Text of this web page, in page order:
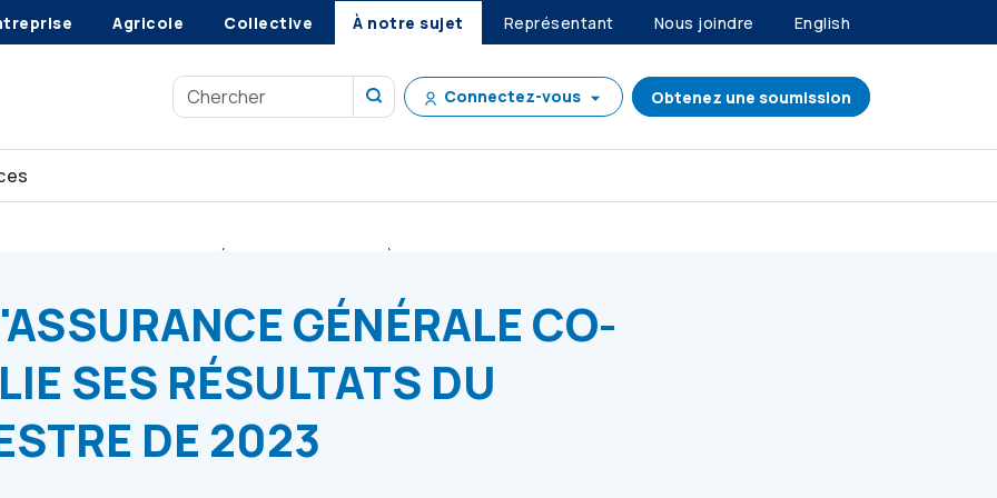
Agricole Collective À notre sujet Représentant Nous joindre English
Connectez-vous Obtenez une soumission
OPERATORS PUBLIE SES RÉSULTATS DU TROISIÈME TRIMESTRE DE 2023
GÉNÉRALE CO-
SES RÉSULTATS DU
DE 2023